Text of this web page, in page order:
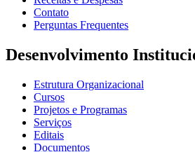
Contato
Perguntas Frequentes
Desenvolvimento
Estrutura Organizacional
Cursos
Projetos e Programas
Serviços
Editais
Documentos